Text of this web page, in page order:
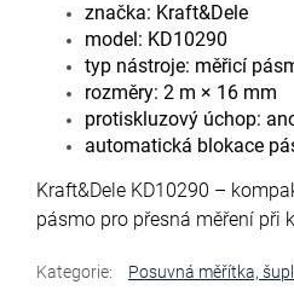
značka: Kraft&Dele
model: KD10290
typ nástroje: měřicí
rozměry: 2 m × 16 mm
protiskluzový úchop:
automatická blokace
Kraft&Dele KD10290 –
pásmo pro přesná měření při
Kategorie:
Posuvná měřítka,